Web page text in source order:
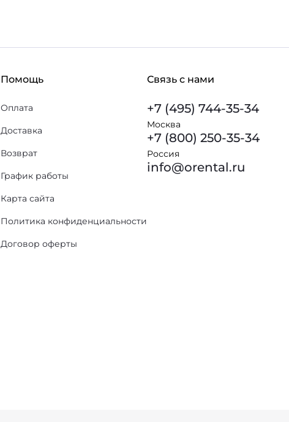
Помощь
Оплата
Доставка
Возврат
График работы
Карта сайта
Политика конфиденциальности
Договор оферты
Связь с нами
+7 (495) 744-35-34
Москва
+7 (800) 250-35-34
Россия
info@orental.ru